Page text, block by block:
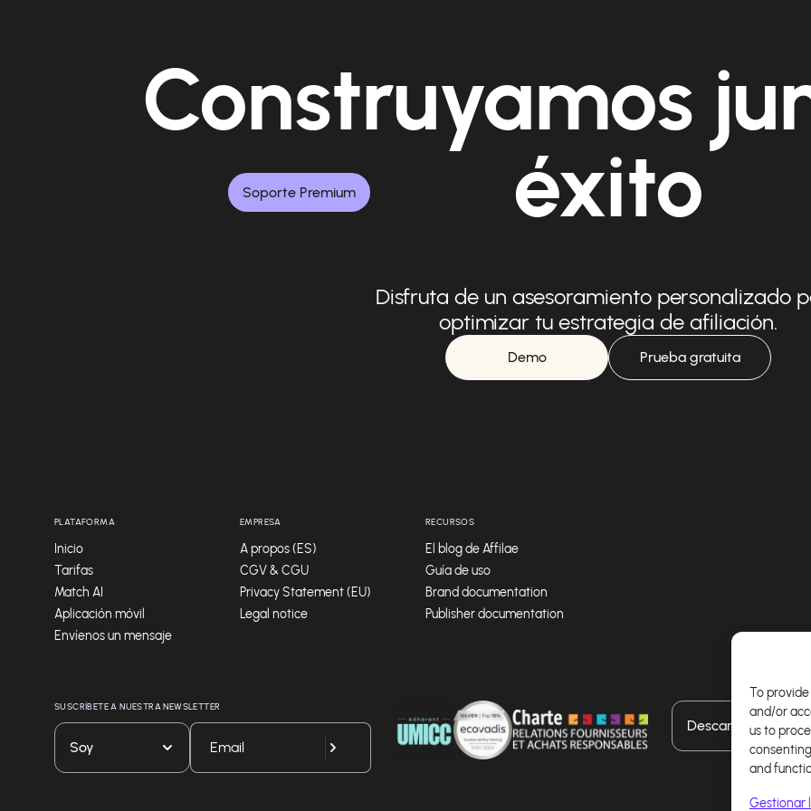
To
and/or
us to
and
Gestionar
Construyamos
éxito
Soporte Premium
Disfruta de un asesoramiento personalizado
optimizar tu estrategia de afiliación.
Demo Prueba gratuita
PLATAFORMA
Inicio
Tarifas
Match AI
Aplicación móvil
Envíenos un mensaje
EMPRESA
A propos (ES)
CGV & CGU
Privacy Statement (EU)
Legal notice
RECURSOS
El blog de Affilae
Guía de uso
Brand documentation
Publisher documentation
SUSCRÍBETE A NUESTRA NEWSLETTER
Soy
Descarga nuestra